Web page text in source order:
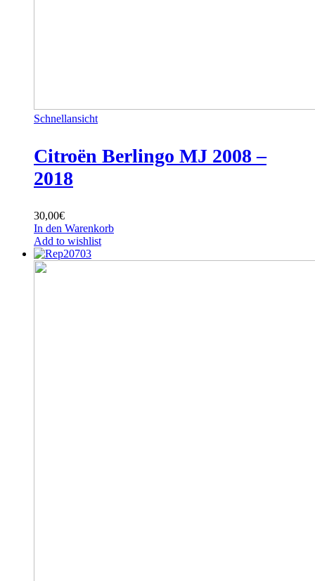
Schnellansicht
Citroën Berlingo MJ 2008 –
2018
30,00€
In den Warenkorb
Add to wishlist